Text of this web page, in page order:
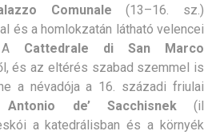
Comunale (13–16. sz.)
és a homlokzatán látható velencei
A Cattedrale di San Marco
és az eltérés szabad szemmel is
a névadója a 16. századi friulai
Antonio de’ Sacchisnek (il
a katedrálisban és a környék